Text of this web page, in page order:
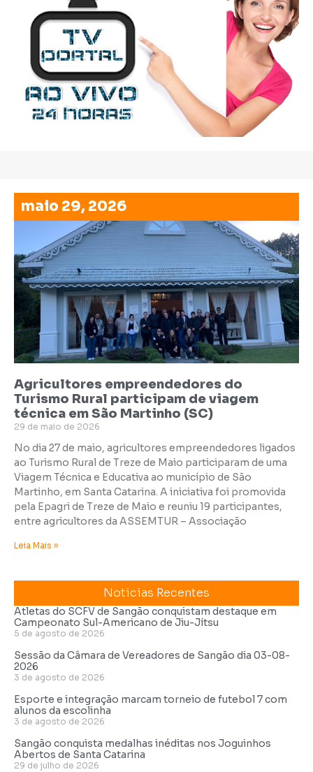
maio 29, 2026
Agricultores empreendedores do
Turismo Rural participam de viagem
técnica em São Martinho (SC)
29 de maio de 2026
No dia 27 de maio, agricultores empreendedores ligados
ao Turismo Rural de Treze de Maio participaram de uma
Viagem Técnica e Educativa ao município de São
Martinho, em Santa Catarina. A iniciativa foi promovida
pela Epagri de Treze de Maio e reuniu 19 participantes,
entre agricultores da ASSEMTUR – Associação
Leia Mais »
Noticias Recentes
Atletas do SCFV de Sangão conquistam destaque em
Campeonato Sul-Americano de Jiu-Jítsu
5 de agosto de 2026
Sessão da Câmara de Vereadores de Sangão dia 03-08-
2026
3 de agosto de 2026
Esporte e integração marcam torneio de futebol 7 com
alunos da escolinha
3 de agosto de 2026
Sangão conquista medalhas inéditas nos Joguinhos
Abertos de Santa Catarina
29 de julho de 2026